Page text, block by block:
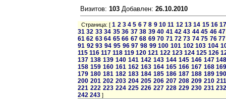
Визитов: 103 Добавлен: 26.10.2010
Страница: [1 2 3 4 5 6 7 8 9 10 11 12 13 14 15 16
31 32 33 34 35 36 37 38 39 40 41 42 43 44 45 46 47
61 62 63 64 65 66 67 68 69 70 71 72 73 74 75 76 77
91 92 93 94 95 96 97 98 99 100 101 102 103 104
115 116 117 118 119 120 121 122 123 124 125 126
137 138 139 140 141 142 143 144 145 146 147
158 159 160 161 162 163 164 165 166 167 168
179 180 181 182 183 184 185 186 187 188 189
200 201 202 203 204 205 206 207 208 209 210 211
221 222 223 224 225 226 227 228 229 230 231
242 243 ]